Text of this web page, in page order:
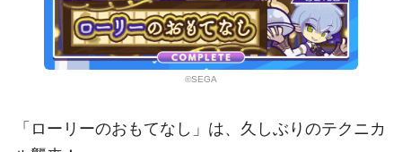
©SEGA
「ローリーのおもてなし」は、久しぶりのテクニカ